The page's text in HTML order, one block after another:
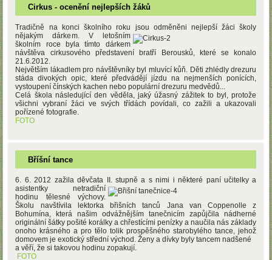
Cirkus - ocenění nejlepších žáků
Tradičně na konci školního roku jsou odměněni nejlepší žáci školy
nějakým dárkem. V letošním
školním roce byla tímto dárkem
návštěva cirkusového představení bratří Berousků, které se konalo
21.6.2012.
Největším lákadlem pro návštěvníky byl mluvící kůň. Děti zhlédly drezuru
stáda divokých opic, které předvádějí jízdu na nejmenších ponících,
vystoupení čínských kachen nebo populární drezuru medvědů...
Celá škola následující den věděla, jaký úžasný zážitek to byl, protože
všichni vybraní žáci ve svých třídách povídali, co zažili a ukazovali
pořízené fotografie.
FOTO
Bříšní tance
6. 6. 2012 zažila děvčata II. stupně a s nimi i některé paní učitelky a
asistentky netradiční
hodinu tělesné výchovy.
Školu navštívila lektorka břišních tanců Jana van Coppenolle z
Bohumína, která našim odvážnějším tanečnicím zapůjčila nádherné
originální šátky pošité korálky a chřestícími penízky a naučila nás základy
onoho krásného a pro tělo tolik prospěšného starobylého tance, jehož
domovem je exotický střední východ. Ženy a dívky byly tancem nadšené
a věří, že si takovou hodinu zopakují.
FOTO